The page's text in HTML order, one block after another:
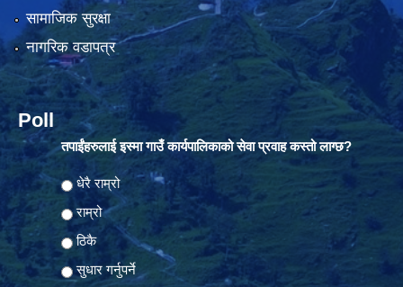
सामाजिक सुरक्षा
नागरिक वडापत्र
Poll
तपाईंहरुलाई इस्मा गाउँ कार्यपालिकाको सेवा प्रवाह कस्तो लाग्छ?
Choices
धेरै राम्रो
राम्रो
ठिकै
सुधार गर्नुपर्ने